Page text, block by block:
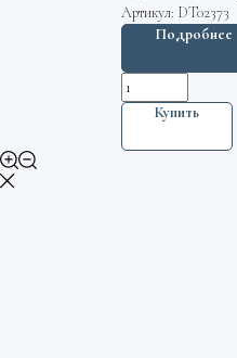
Otis
Артикул: DT02373
Подробнее
Купить